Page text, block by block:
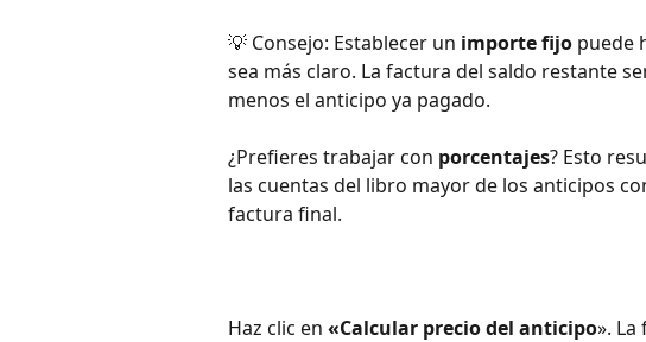
💡 Consejo: Establecer un importe fijo puede
sea más claro. La factura del saldo restante
menos el anticipo ya pagado.
¿Prefieres trabajar con porcentajes? Esto
las cuentas del libro mayor de los anticipos
factura final.
Haz clic en «Calcular precio del anticipo».